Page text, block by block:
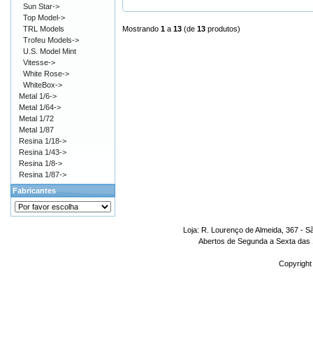
Mostrando 1 a 13 (de 13 produtos)
Sun Star->
Top Model->
TRL Models
Trofeu Models->
U.S. Model Mint
Vitesse->
White Rose->
WhiteBox->
Metal 1/6->
Metal 1/64->
Metal 1/72
Metal 1/87
Resina 1/18->
Resina 1/43->
Resina 1/8->
Resina 1/87->
Fabricantes
Loja: R. Lourenço de Almeida, 367 -
Abertos de Segunda a Sexta